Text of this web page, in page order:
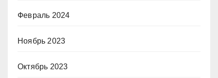
Февраль 2024
Ноябрь 2023
Октябрь 2023